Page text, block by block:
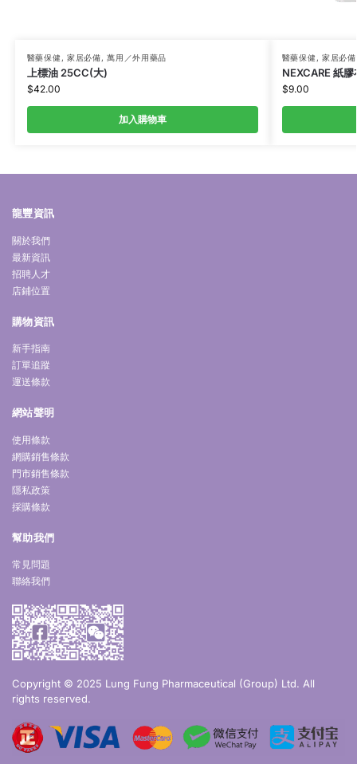
醫藥保健, 家居必備,萬用／外用藥品
上標油 25CC(大)
$42.00
加入購物車
醫藥保健, 家居必備
NEXCARE 紙
$9.00
龍豐資訊
關於我們
最新資訊
招聘人才
店鋪位置
購物資訊
新手指南
訂單追蹤
運送條款
網站聲明
使用條款
網購銷售條款
門市銷售條款
隱私政策
採購條款
幫助我們
常見問題
聯絡我們
Copyright © 2025 Lung Fung Pharmaceutical (Group) Ltd. All
rights reserved.